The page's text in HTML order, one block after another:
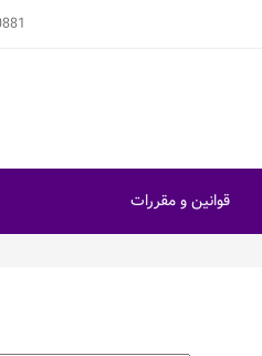
قوانین و مقررات